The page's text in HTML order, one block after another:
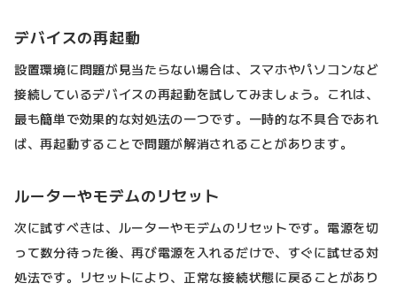
デバイスの再起動
設置環境に問題が見当たらない場合は、スマホやパソコンなど
接続しているデバイスの再起動を試してみましょう。これは、
最も簡単で効果的な対処法の一つです。一時的な不具合であれ
ば、再起動することで問題が解消されることがあります。
ルーターやモデムのリセット
次に試すべきは、ルーターやモデムのリセットです。電源を切
って数分待った後、再び電源を入れるだけで、すぐに試せる対
処法です。リセットにより、正常な接続状態に戻ることがあり